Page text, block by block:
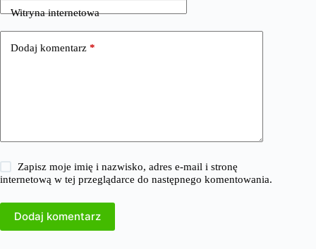
Witryna internetowa
Dodaj komentarz *
Zapisz moje imię i nazwisko, adres e-mail i stronę
internetową w tej przeglądarce do następnego komentowania.
Dodaj komentarz